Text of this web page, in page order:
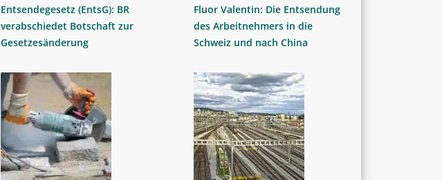
Entsendegesetz (EntsG): BR
verabschiedet Botschaft zur
Gesetzesänderung
Fluor Valentin: Die Entsendung
des Arbeitnehmers in die
Schweiz und nach China